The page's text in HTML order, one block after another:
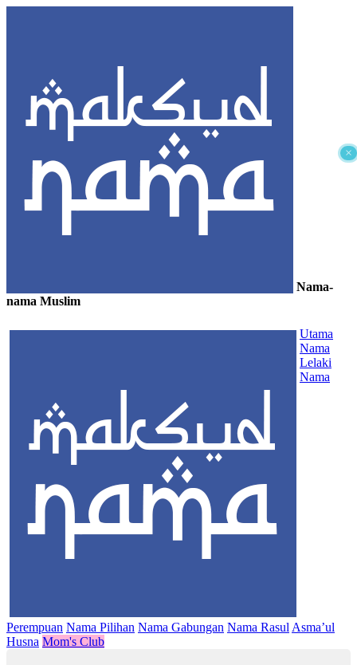
×
Nama-
nama Muslim
Utama
Nama
Lelaki
Nama
Perempuan Nama Pilihan Nama Gabungan Nama Rasul Asma’ul
Husna Mom's Club